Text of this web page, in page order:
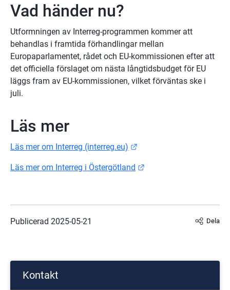
Vad händer nu?
Utformningen av Interreg-programmen kommer att
behandlas i framtida förhandlingar mellan
Europaparlamentet, rådet och EU-kommissionen efter att
det officiella förslaget om nästa långtidsbudget för EU
läggs fram av EU-kommissionen, vilket förväntas ske i
juli.
Läs mer
Läs mer om Interreg (interreg.eu)
Läs mer om Interreg i Östergötland
Publicerad 2025-05-21 Dela
Kontakt